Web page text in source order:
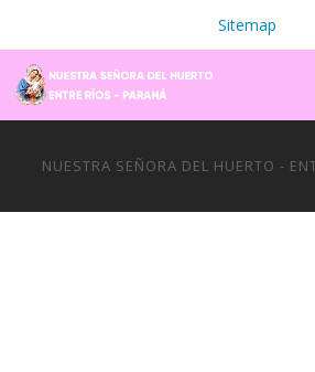
Sitemap
NUESTRA SEÑORA DEL HUERTO -